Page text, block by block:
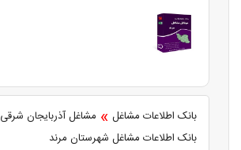
بانک اطلاعات مشاغل » مشاغل آذربایجان شرقی
بانک اطلاعات مشاغل شهرستان مرند